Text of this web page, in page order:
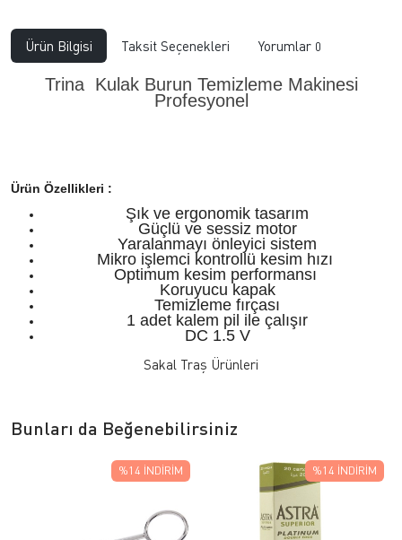
Ürün Bilgisi Taksit Seçenekleri Yorumlar 0
Trina Kulak Burun Temizleme Makinesi
Profesyonel
Ürün Özellikleri :
Şık ve ergonomik tasarım
Güçlü ve sessiz motor
Yaralanmayı önleyici sistem
Mikro işlemci kontrollü kesim hızı
Optimum kesim performansı
Koruyucu kapak
Temizleme fırçası
1 adet kalem pil ile çalışır
DC 1.5 V
Sakal Traş Ürünleri
Bunları da Beğenebilirsiniz
%14 İNDIRIM %14 İNDIRIM